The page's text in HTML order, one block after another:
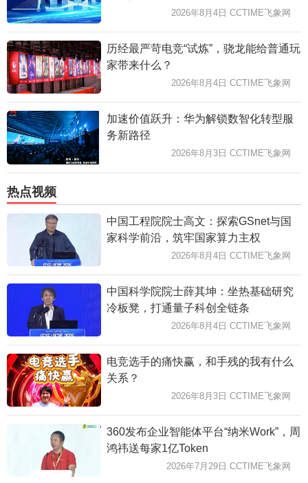
2026年8月4日 CCTIME飞象网
历经最严苛电竞“试炼”，骁龙能给普通玩
家带来什么？
2026年8月4日 CCTIME飞象网
加速价值跃升：华为解锁数智化转型服
务新路径
2026年8月3日 CCTIME飞象网
热点视频
中国工程院院士高文：探索GSnet与国
家科学前沿，筑牢国家算力主权
2026年8月4日 CCTIME飞象网
中国科学院院士薛其坤：坐热基础研究
冷板凳，打通量子科创全链条
2026年8月4日 CCTIME飞象网
电竞选手的痛快赢，和手残的我有什么
关系？
2026年8月3日 CCTIME飞象网
360发布企业智能体平台“纳米Work”，周
鸿祎送每家1亿Token
2026年7月29日 CCTIME飞象网